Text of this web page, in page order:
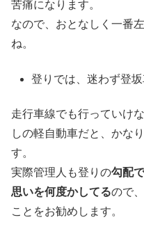
苦痛になります。
なので、おとなしく一番
ね。
登りでは、迷わず登
走行車線でも行っていけ
しの軽自動車だと、かな
す。
実際管理人も登りの勾配
思いを何度かしてるので
ことをお勧めします。